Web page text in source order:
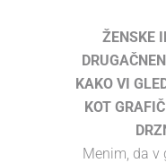
ŽENSKE
KAKO VI
KOT
Menim, da v